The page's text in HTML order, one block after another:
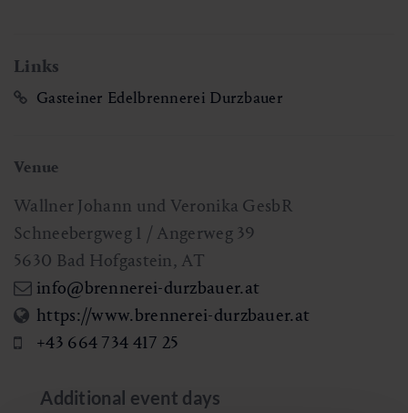
Links
Gasteiner Edelbrennerei Durzbauer
Venue
Wallner Johann und Veronika GesbR
Schneebergweg 1 / Angerweg 39
5630 Bad Hofgastein, AT
info@brennerei-durzbauer.at
https://www.brennerei-durzbauer.at
+43 664 734 417 25
Additional event days